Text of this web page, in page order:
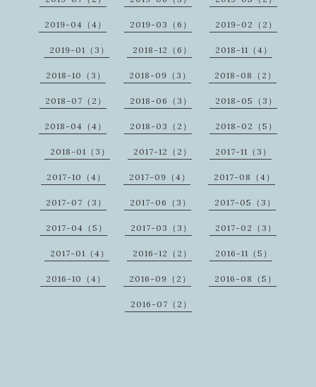
2019-04（4） 2019-03（6） 2019-02（2）
2019-01（3） 2018-12（6） 2018-11（4）
2018-10（3） 2018-09（3） 2018-08（2）
2018-07（2） 2018-06（3） 2018-05（3）
2018-04（4） 2018-03（2） 2018-02（5）
2018-01（3） 2017-12（2） 2017-11（3）
2017-10（4） 2017-09（4） 2017-08（4）
2017-07（3） 2017-06（3） 2017-05（3）
2017-04（5） 2017-03（3） 2017-02（3）
2017-01（4） 2016-12（2） 2016-11（5）
2016-10（4） 2016-09（2） 2016-08（5）
2016-07（2）